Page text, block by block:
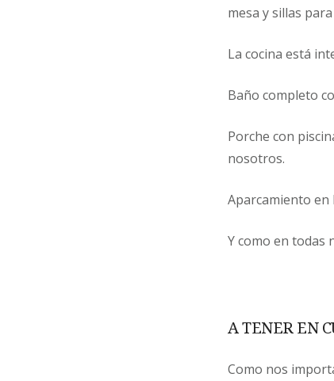
mesa y sillas
La cocina está
Baño completo
Porche con
nosotros.
Aparcamiento
Y como en todas
A TENER EN
Como nos